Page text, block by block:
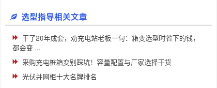
选型指导相关文章
干了20年成套，劝充电站老板一句：箱变选型时省下的钱，
都会变 ...
采购充电桩箱变别踩坑！容量配置与厂家选择干货
光伏并网柜十大名牌排名